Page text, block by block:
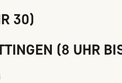
30)
(8 UHR